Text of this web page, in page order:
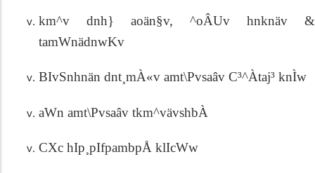
km^v dnh} aoän§v, ^oÂUv hnknäv &
tamWnädnwKv
BIvSnhnän dnt¸mÀ«v amt\Pvsaâv C³^Àtaj³ knÌw
aWn amt\Pvsaâv tkm^vävshbÀ
CXc hIp¸pIfpambpÅ klIcWw